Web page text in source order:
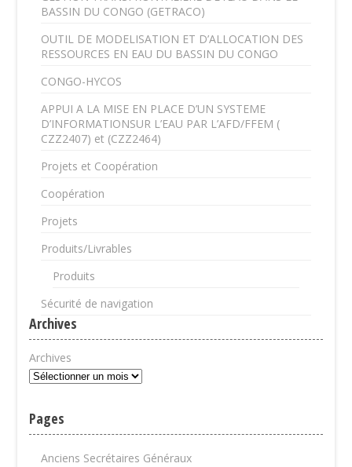
BASSIN DU CONGO (GETRACO)
OUTIL DE MODELISATION ET D’ALLOCATION DES
RESSOURCES EN EAU DU BASSIN DU CONGO
CONGO-HYCOS
APPUI A LA MISE EN PLACE D’UN SYSTEME
D’INFORMATIONSUR L’EAU PAR L’AFD/FFEM (
CZZ2407) et (CZZ2464)
Projets et Coopération
Coopération
Projets
Produits/Livrables
Produits
Sécurité de navigation
Archives
Archives
Pages
Anciens Secrétaires Généraux